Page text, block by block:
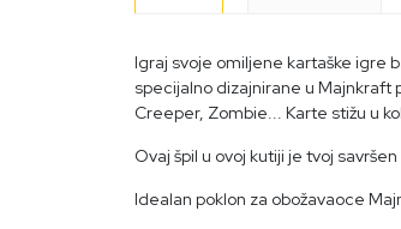
Igraj svoje omiljene kartaške igre
specijalno dizajnirane u Majnkraft
Creeper, Zombie... Karte stižu u
Ovaj špil u ovoj kutiji je tvoj
Idealan poklon za obožavaoce